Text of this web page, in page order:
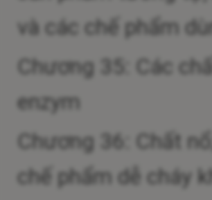
và các chế phẩm
Chương 35: Các
enzym
Chương 36: Chất
chế phẩm dễ cháy